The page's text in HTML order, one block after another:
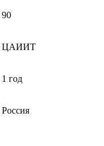
90
ЦАИИТ
1 год
Россия